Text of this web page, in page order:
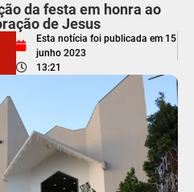
da festa em honra ao
de Jesus
Esta notícia foi publicada em 15
junho 2023
13:21